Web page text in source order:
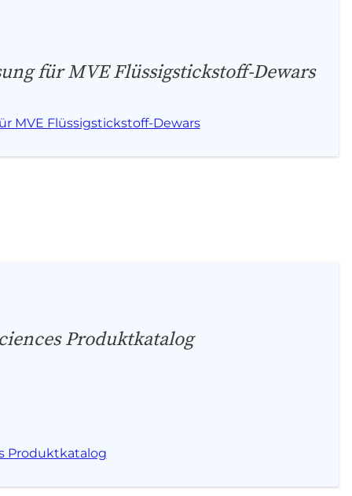
für MVE Flüssigstickstoff-Dewars
MVE Flüssigstickstoff-Dewars
Produktkatalog
Produktkatalog